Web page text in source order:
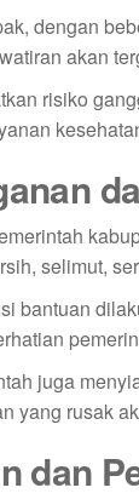
dengan
akan
risiko
selimut,
bantuan
juga
yang rusak
dan